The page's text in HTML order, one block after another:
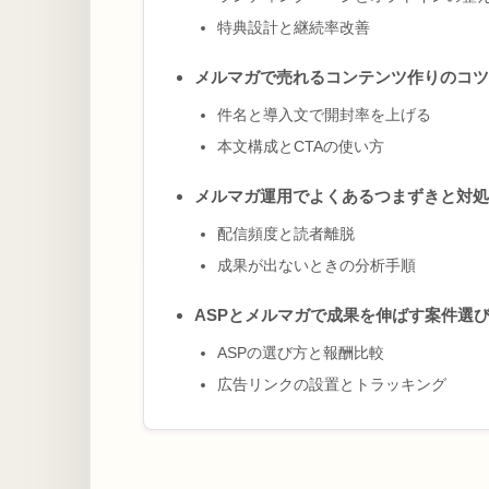
特典設計と継続率改善
メルマガで売れるコンテンツ作りのコツ
件名と導入文で開封率を上げる
本文構成とCTAの使い方
メルマガ運用でよくあるつまずきと対
配信頻度と読者離脱
成果が出ないときの分析手順
ASPとメルマガで成果を伸ばす案件選び
ASPの選び方と報酬比較
広告リンクの設置とトラッキング